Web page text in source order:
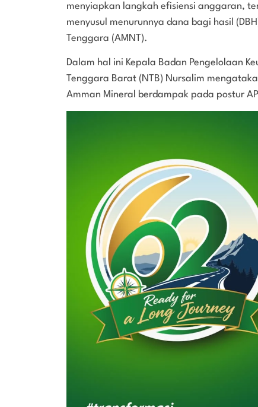
menyiapkan langkah efisiensi anggaran,
menyusul menurunnya dana bagi hasil
Tenggara (AMNT).
Dalam hal ini Kepala Badan Pengelolaan
Tenggara Barat (NTB) Nursalim
Amman Mineral berdampak pada postur